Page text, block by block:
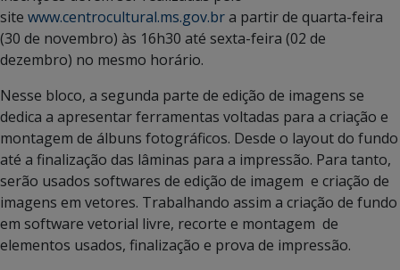
site www.centrocultural.ms.gov.bra partir de quarta-feira
(30 de novembro) às 16h30 até sexta-feira (02 de
dezembro) no mesmo horário.
Nesse bloco, a segunda parte de edição de imagens se
dedica a apresentar ferramentas voltadas para a criação e
montagem de álbuns fotográficos. Desde o layout do fundo
até a finalização das lâminas para a impressão. Para tanto,
serão usados softwares de edição de imagem e criação de
imagens em vetores. Trabalhando assim a criação de fundo
em software vetorial livre, recorte e montagem de
elementos usados, finalização e prova de impressão.